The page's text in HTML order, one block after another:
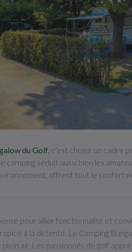
du Golf c’est choisir un cadre
camping séduit aussi bien les
offrent tout le confort
pour allier fonctionnalité et
à la détente. Le Camping
air. Les passionnés de golf